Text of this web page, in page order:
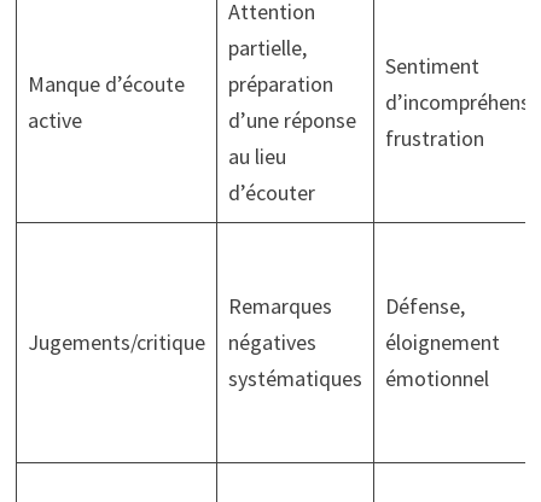
Manque d’écoute
active
Attention
partielle,
préparation
d’une réponse
au lieu
d’écouter
Sentiment
frustration
Jugements/critique
Remarques
négatives
systématiques
Défense,
éloignement
émotionnel